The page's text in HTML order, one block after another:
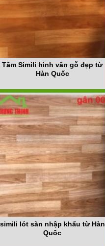
Tấm Simili hình vân gỗ đẹp từ
Hàn Quốc
simili lót sàn nhập khẩu từ Hàn
Quốc